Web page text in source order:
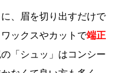
、眉を切り出すだけで
ックスやカットで端正
「シュッ」はコンシー